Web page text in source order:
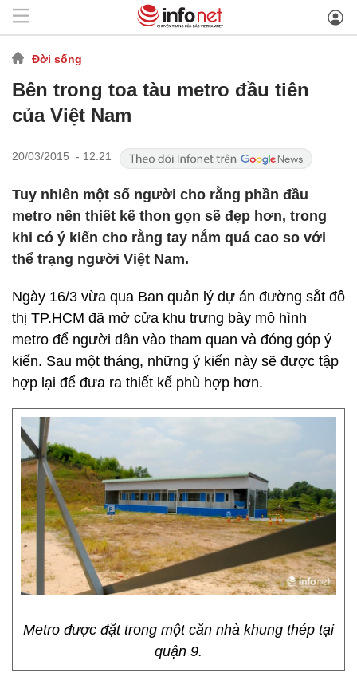
Đời sống
Bên trong toa tàu metro đầu tiên
của Việt Nam
20/03/2015 - 12:21
Tuy nhiên một số người cho rằng phần đầu
metro nên thiết kế thon gọn sẽ đẹp hơn, trong
khi có ý kiến cho rằng tay nắm quá cao so với
thể trạng người Việt Nam.
Ngày 16/3 vừa qua Ban quản lý dự án đường sắt đô
thị TP.HCM đã mở cửa khu trưng bày mô hình
metro để người dân vào tham quan và đóng góp ý
kiến. Sau một tháng, những ý kiến này sẽ được tập
hợp lại để đưa ra thiết kế phù hợp hơn.
Metro được đặt trong một căn nhà khung thép tại
quận 9.